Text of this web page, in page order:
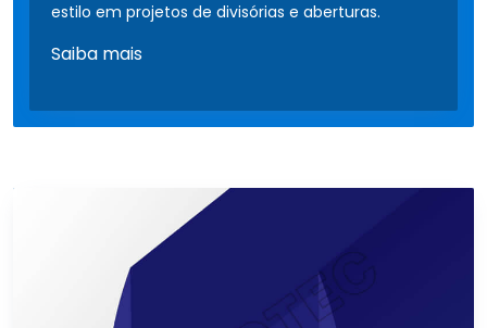
estilo em projetos de divisórias e aberturas.
Saiba mais